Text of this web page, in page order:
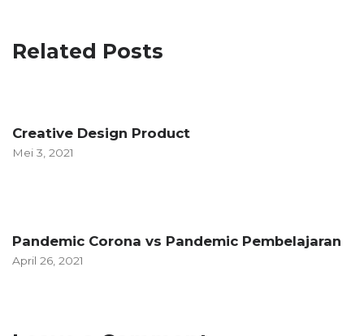
Related Posts
Creative Design Product
Mei 3, 2021
Pandemic Corona vs Pandemic Pembelajaran
April 26, 2021